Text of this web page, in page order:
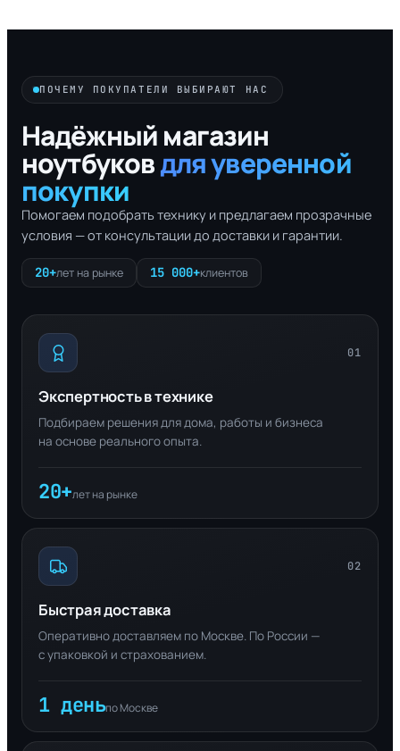
ПОЧЕМУ ПОКУПАТЕЛИ ВЫБИРАЮТ НАС
Надёжный магазин
ноутбуковдля уверенной
покупки
Помогаем подобрать технику и предлагаем прозрачные
условия — от консультации до доставки и гарантии.
20+лет на рынке 15 000+клиентов
01
Экспертность в технике
Подбираем решения для дома, работы и бизнеса
на основе реального опыта.
20+лет на рынке
02
Быстрая доставка
Оперативно доставляем по Москве. По России —
с упаковкой и страхованием.
1 деньпо Москве